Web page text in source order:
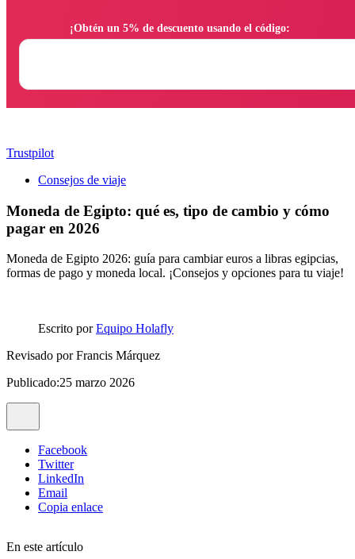
Trustpilot
Consejos de viaje
Moneda de Egipto: qué es, tipo de cambio y cómo
pagar en 2026
Moneda de Egipto 2026: guía para cambiar euros a libras egipcias,
formas de pago y moneda local. ¡Consejos y opciones para tu viaje!
Escrito porEquipo Holafly
Revisado porFrancis Márquez
Publicado:25 marzo 2026
Facebook
Twitter
LinkedIn
Email
Copia enlace
En este artículo